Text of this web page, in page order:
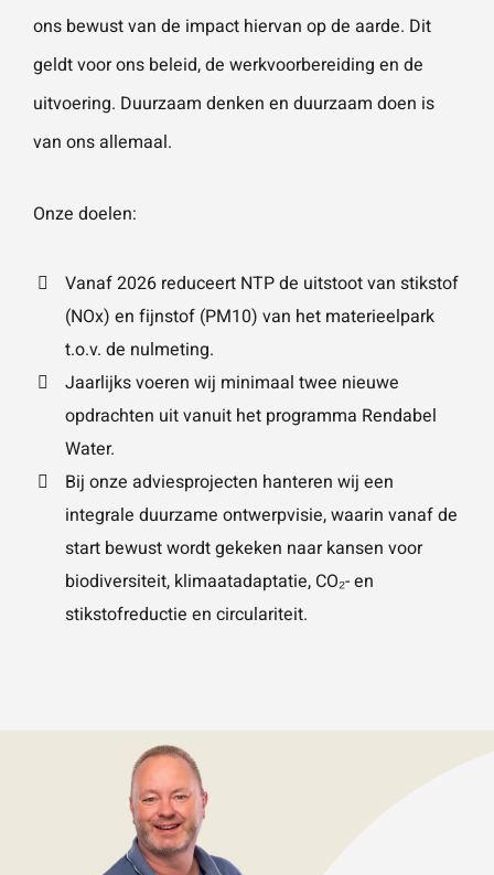
Naam *
Vraag of opmerking*
Wat is 5 + 5?
ZOEKEN
contactform
ulier voor je
binnen 24
uur. Voor
contact kun
je altijd bellen
onze
vestigingen.
Naam*
Telefoonnummer
ons bewust van de impact hiervan op de aarde. Dit
geldt voor ons beleid, de werkvoorbereiding en de
uitvoering. Duurzaam denken en duurzaam doen is
van ons allemaal.
Onze doelen:
Vanaf 2026 reduceert NTP de uitstoot van stikstof
(NOx) en fijnstof (PM10) van het materieelpark
t.o.v. de nulmeting.
Jaarlijks voeren wij minimaal twee nieuwe
opdrachten uit vanuit het programma Rendabel
Water.
Bij onze adviesprojecten hanteren wij een
integrale duurzame ontwerpvisie, waarin vanaf de
start bewust wordt gekeken naar kansen voor
biodiversiteit, klimaatadaptatie, CO₂- en
stikstofreductie en circulariteit.